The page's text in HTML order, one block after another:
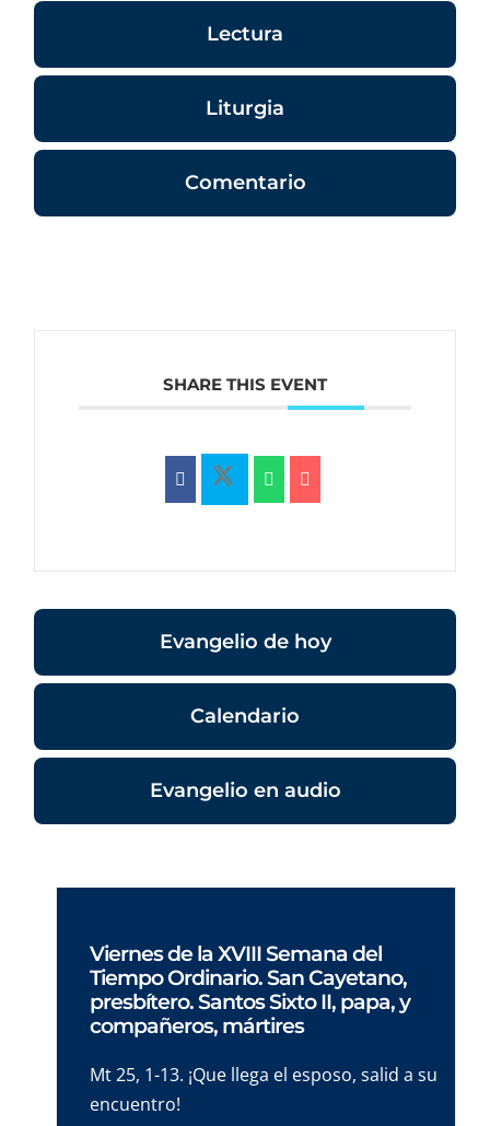
Lectura
Liturgia
Comentario
SHARE THIS EVENT
Evangelio de hoy
Calendario
Evangelio en audio
Viernes de la XVIII Semana del
Tiempo Ordinario. San Cayetano,
presbítero. Santos Sixto II, papa, y
compañeros, mártires
Mt 25, 1-13. ¡Que llega el esposo, salid a su
encuentro!